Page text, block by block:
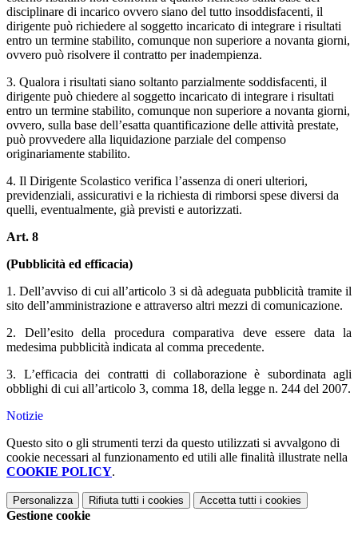
disciplinare di incarico ovvero siano del tutto insoddisfacenti, il
dirigente può richiedere al soggetto incaricato di integrare i risultati
entro un termine stabilito, comunque non superiore a novanta giorni,
ovvero può risolvere il contratto per inadempienza.
3. Qualora i risultati siano soltanto parzialmente soddisfacenti, il
dirigente può chiedere al soggetto incaricato di integrare i risultati
entro un termine stabilito, comunque non superiore a novanta giorni,
ovvero, sulla base dell’esatta quantificazione delle attività prestate,
può provvedere alla liquidazione parziale del compenso
originariamente stabilito.
4. Il Dirigente Scolastico verifica l’assenza di oneri ulteriori,
previdenziali, assicurativi e la richiesta di rimborsi spese diversi da
quelli, eventualmente, già previsti e autorizzati.
Art. 8
(Pubblicità ed efficacia)
1. Dell’avviso di cui all’articolo 3 si dà adeguata pubblicità tramite il
sito dell’amministrazione e attraverso altri mezzi di comunicazione.
2. Dell’esito della procedura comparativa deve essere data la
medesima pubblicità indicata al comma precedente.
3. L’efficacia dei contratti di collaborazione è subordinata agli
obblighi di cui all’articolo 3, comma 18, della legge n. 244 del 2007.
Notizie
Questo sito o gli strumenti terzi da questo utilizzati si avvalgono di
cookie necessari al funzionamento ed utili alle finalità illustrate nella
COOKIE POLICY.
Personalizza Rifiuta tutti i cookies Accetta tutti i cookies
Gestione cookie